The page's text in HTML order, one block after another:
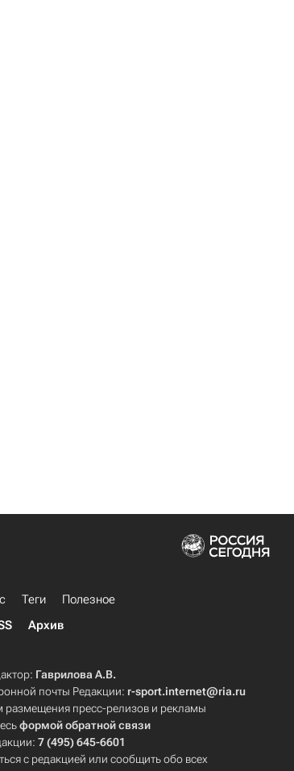
Теги
Полезное
Архив
Гаврилова А.В.
почты Редакции: r-sport.internet@ria.ru
размещения пресс-релизов и рекламы
формой обратной связи
7 (495) 645-6601
с редакцией или сообщить обо всех